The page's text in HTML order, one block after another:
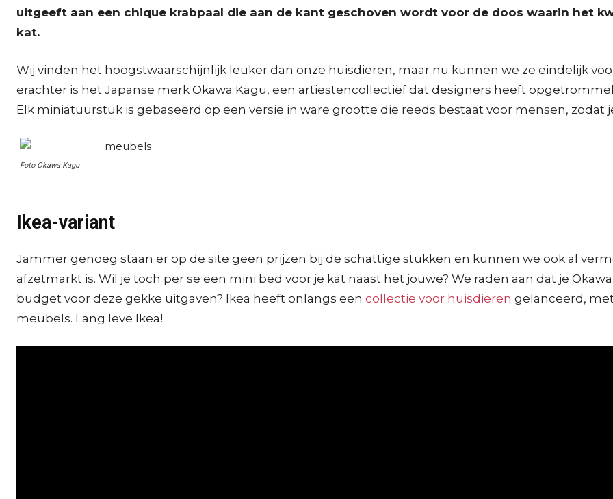
uitgeeft aan een chique krabpaal die aan de kant geschoven wordt voor de doos waarin het
kat.
Wij vinden het hoogstwaarschijnlijk leuker dan onze huisdieren, maar nu kunnen we ze eindelijk
erachter is het Japanse merk Okawa Kagu, een artiestencollectief dat designers heeft
Elk miniatuurstuk is gebaseerd op een versie in ware grootte die reeds bestaat voor mensen, zodat
Foto Okawa Kagu
Ikea-variant
Jammer genoeg staan er op de site geen prijzen bij de schattige stukken en kunnen we ook al
afzetmarkt is. Wil je toch per se een mini bed voor je kat naast het jouwe? We raden aan dat je
budget voor deze gekke uitgaven? Ikea heeft onlangs een collectie voor huisdieren gelanceerd,
meubels. Lang leve Ikea!